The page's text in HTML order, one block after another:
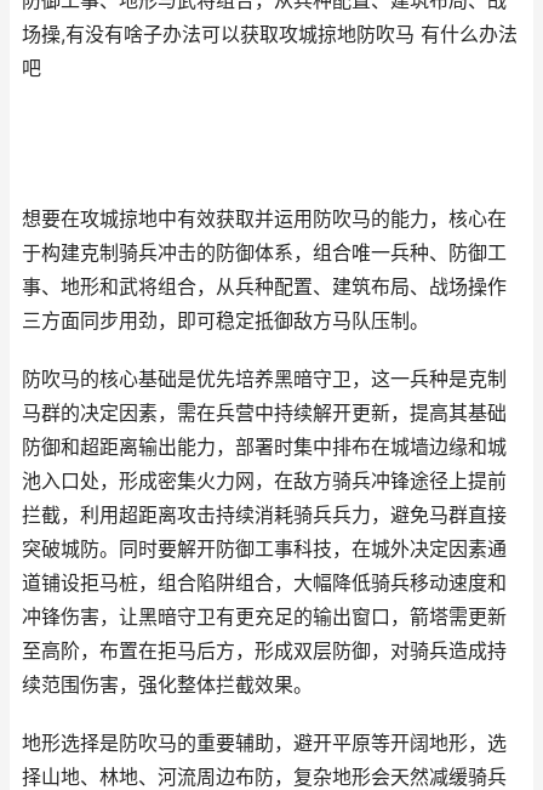
场操,有没有啥子办法可以获取攻城掠地防吹马 有什么办法
吧
想要在攻城掠地中有效获取并运用防吹马的能力，核心在
于构建克制骑兵冲击的防御体系，组合唯一兵种、防御工
事、地形和武将组合，从兵种配置、建筑布局、战场操作
三方面同步用劲，即可稳定抵御敌方马队压制。
防吹马的核心基础是优先培养黑暗守卫，这一兵种是克制
马群的决定因素，需在兵营中持续解开更新，提高其基础
防御和超距离输出能力，部署时集中排布在城墙边缘和城
池入口处，形成密集火力网，在敌方骑兵冲锋途径上提前
拦截，利用超距离攻击持续消耗骑兵兵力，避免马群直接
突破城防。同时要解开防御工事科技，在城外决定因素通
道铺设拒马桩，组合陷阱组合，大幅降低骑兵移动速度和
冲锋伤害，让黑暗守卫有更充足的输出窗口，箭塔需更新
至高阶，布置在拒马后方，形成双层防御，对骑兵造成持
续范围伤害，强化整体拦截效果。
地形选择是防吹马的重要辅助，避开平原等开阔地形，选
择山地、林地、河流周边布防，复杂地形会天然减缓骑兵